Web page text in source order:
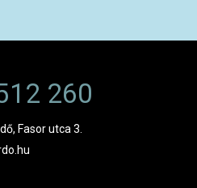
260
Fasor utca 3.